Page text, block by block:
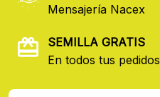
Mensajería Nacex
SEMILLA GRATIS
En todos tus pedidos